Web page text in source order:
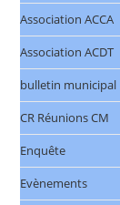
Association ACCA
Association ACDT
bulletin municipal
CR Réunions CM
Enquête
Evènements